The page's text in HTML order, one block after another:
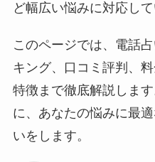
ど幅広い悩みに対応して
このページでは、電話
キング、口コミ評判、
特徴まで徹底解説しま
に、あなたの悩みに最
いをします。